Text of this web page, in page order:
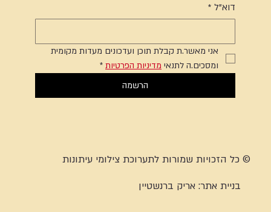
דוא"ל *
אני מאשר.ת קבלת תוכן ועדכונים מעדות מקומית
ומסכים.ה לתנאי מדיניות הפרטיות *
הרשמה
© כל הזכויות שמורות לתערוכת צילומי עיתונות
בניית אתר:אריק ברנשטיין